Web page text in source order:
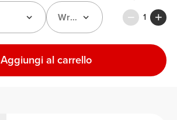
Wrap Proteici
1
Aggiungi al carrello